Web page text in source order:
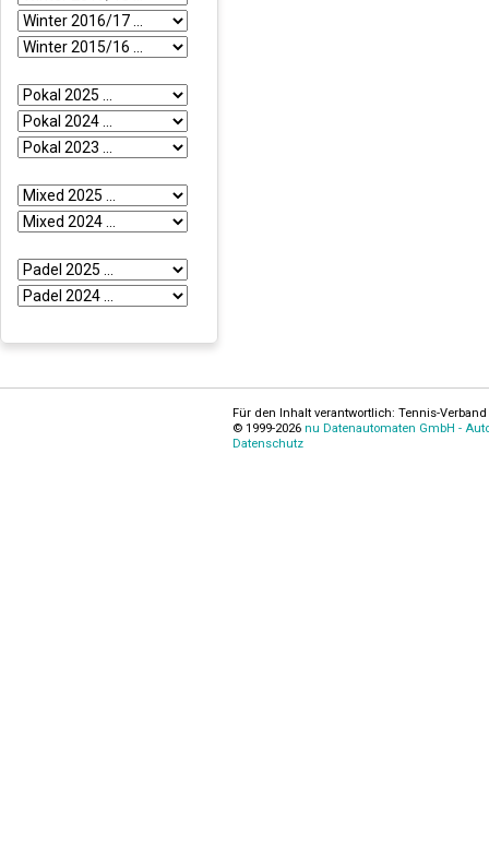
Für den Inhalt verantwortlich: Tennis-
© 1999-2026 nu Datenautomaten GmbH -
Datenschutz